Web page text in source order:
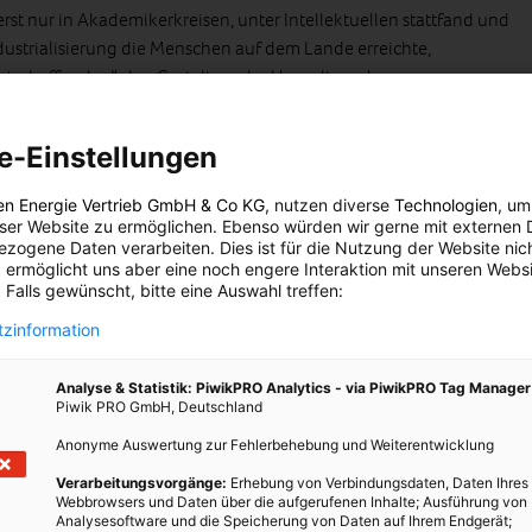
nur in Akademikerkreisen, unter Intellektuellen stattfand und
die Menschen auf dem Lande erreichte,
den Gestaltern der Umwelt, zu denen
eine Antwort auf das Nichts zu finden, in das die Menschen
in die Gettos der Städte und eben die riesigen
Letztlich blieb das absolutistische System erhalten, nur die
Statt der Landjunker und regionalen Fürsten ergriffen nun
ihren Banken – die Macht und die Kaiser und Könige wurden
die jedoch nur machtlose Marionetten blieben. Im 21.
der Finanzbarone größer, als die irgendeines absolutistischen
wird zur Geschäftsidee
ungeheure Kapitalmengen bewegt und entfalteten damit
bei den meisten Menschen noch zutiefst empfundene Gefühl,
ein Teil einer Gemeinschaft ist, wurde radikal durch eine
und den Weltraum – erobern und nach eigenen Vorstellungen
Kraft war – und ist – allerdings nicht der Wunsch, die
Einstellungen
Energie Vertrieb GmbH & Co KG, nutzen diverse Technologien,
Website zu ermöglichen. Ebenso würden wir gerne mit externen
Daten verarbeiten. Dies ist für die Nutzung der Website
ermöglicht uns aber eine noch engere Interaktion mit unseren
Falls gewünscht, bitte eine Auswahl treffen:
Analyse & Statistik: PiwikPRO Analytics - via PiwikPRO Tag Manager
Piwik PRO GmbH, Deutschland
Anonyme Auswertung zur Fehlerbehebung und Weiterentwicklung
Verarbeitungsvorgänge: Erhebung von Verbindungsdaten, Daten Ihres
Webbrowsers und Daten über die aufgerufenen Inhalte; Ausführung von
Analysesoftware und die Speicherung von Daten auf Ihrem Endgerät;